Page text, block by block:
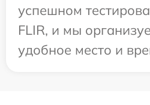
успешном
FLIR, и мы
удобное место и